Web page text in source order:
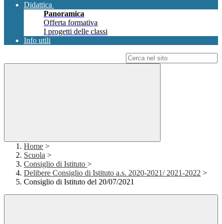
Didattica
Panoramica
Offerta formativa
I progetti delle classi
Info utili
Home >
Scuola >
Consiglio di Istituto >
Delibere Consiglio di Istituto a.s. 2020-2021/ 2021-2022 >
Consiglio di Istituto del 20/07/2021